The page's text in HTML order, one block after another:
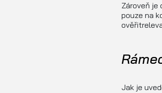
Zároveň je
pouze na
Jak je